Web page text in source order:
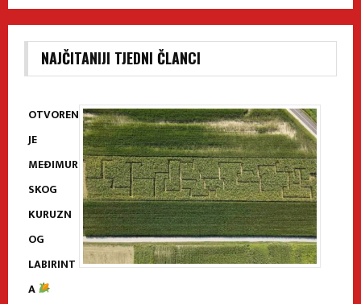
NAJČITANIJI TJEDNI ČLANCI
OTVOREN
JE
MEĐIMUR
SKOG
KURUZN
OG
LABIRINT
A